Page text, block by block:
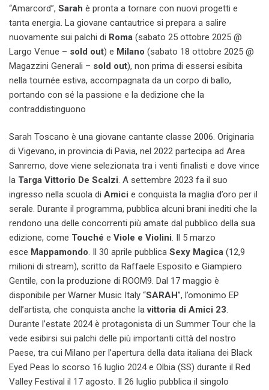
“Amarcord”, Sarah è pronta a tornare con nuovi progetti e
tanta energia. La giovane cantautrice si prepara a salire
nuovamente sui palchi di Roma (sabato 25 ottobre 2025 @
Largo Venue – sold out) e Milano (sabato 18 ottobre 2025 @
Magazzini Generali – sold out), non prima di essersi esibita
nella tournée estiva, accompagnata da un corpo di ballo,
portando con sé la passione e la dedizione che la
contraddistinguono
Sarah Toscano è una giovane cantante classe 2006. Originaria
di Vigevano, in provincia di Pavia, nel 2022 partecipa ad Area
Sanremo, dove viene selezionata tra i venti finalisti e dove vince
la Targa Vittorio De Scalzi. A settembre 2023 fa il suo
ingresso nella scuola di Amici e conquista la maglia d’oro per il
serale. Durante il programma, pubblica alcuni brani inediti che la
rendono una delle concorrenti più amate dal pubblico della sua
edizione, come Touché e Viole e Violini. Il 5 marzo
esce Mappamondo. Il 30 aprile pubblica Sexy Magica (12,9
milioni di stream), scritto da Raffaele Esposito e Giampiero
Gentile, con la produzione di ROOM9. Dal 17 maggio è
disponibile per Warner Music Italy “SARAH”, l’omonimo EP
dell’artista, che conquista anche lavittoria di Amici 23.
Durante l’estate 2024 è protagonista di un Summer Tour che la
vede esibirsi sui palchi delle più importanti città del nostro
Paese, tra cui Milano per l’apertura della data italiana dei Black
Eyed Peas lo scorso 16 luglio 2024 e Olbia (SS) durante il Red
Valley Festival il 17 agosto. Il 26 luglio pubblica il singolo